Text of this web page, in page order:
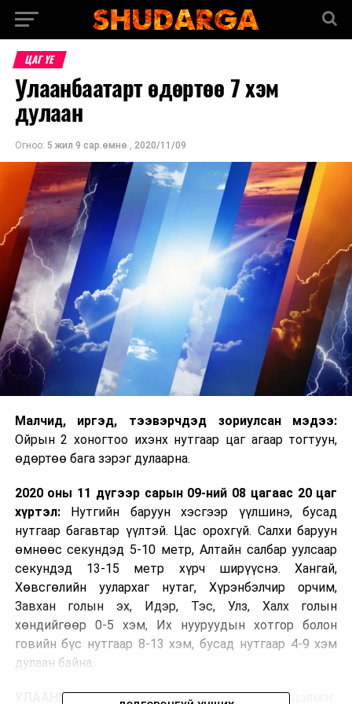
ЦАГ ҮЕ
Улаанбаатарт өдөртөө 7 хэм
дулаан
Огноо: 5 жил 9 сар.өмнө , 2020/11/09
Малч­ид, иргэд, тээвэрчдэд зориулсан мэдээ:
Ойрын 2 хоногтоо ихэнх нутгаар цаг агаар тогтуун,
өдөртөө бага зэрэг дулаарна.
2020 оны 11 дүгээр сарын 09-ний 08 цагаас 20 цаг
хүртэл:Нутгийн баруун хэсгээр үүлшинэ, бусад
нутгаар багавтар үүлтэй. Цас орохгүй. Салхи баруун
өмнөөс секундэд 5-10 метр, Алтайн салбар уулсаар
секундэд 13-15 метр хүрч ширүүснэ. Хангай,
Хөвсгөлийн уулархаг нутаг, Хүрэнбэлчир орчим,
Завхан голын эх, Идэр, Тэс, Улз, Халх голын
хөндийгөөр 0-5 хэм, Их нууруудын хотгор болон
говийн бүс нутгаар 8-13 хэм, бусад нутгаар 4-9 хэм
дулаан байна.
УЛААНБААТАР ХОТ ОРЧМООР:Их төлөв цэлмэг.